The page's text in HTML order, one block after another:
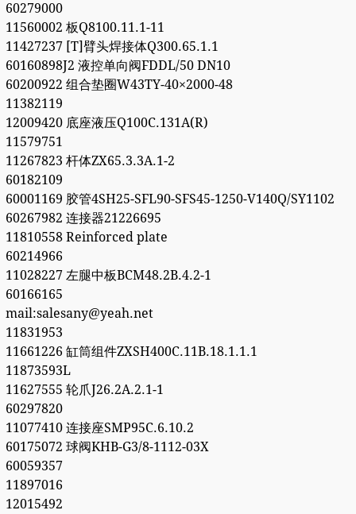
60279000
11560002 板Q8100.11.1-11
11427237 [T]臂头焊接体Q300.65.1.1
60160898J2 液控单向阀FDDL/50 DN10
60200922 组合垫圈W43TY-40×2000-48
11382119
12009420 底座液压Q100C.131A(R)
11579751
11267823 杆体ZX65.3.3A.1-2
60182109
60001169 胶管4SH25-SFL90-SFS45-1250-V140Q/SY1102
60267982 连接器21226695
11810558 Reinforced plate
60214966
11028227 左腿中板BCM48.2B.4.2-1
60166165
mail:salesany@yeah.net
11831953
11661226 缸筒组件ZXSH400C.11B.18.1.1.1
11873593L
11627555 轮爪J26.2A.2.1-1
60297820
11077410 连接座SMP95C.6.10.2
60175072 球阀KHB-G3/8-1112-03X
60059357
11897016
12015492